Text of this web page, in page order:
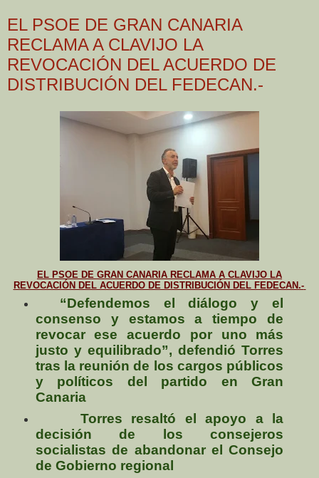
EL PSOE DE GRAN CANARIA
RECLAMA A CLAVIJO LA
REVOCACIÓN DEL ACUERDO DE
DISTRIBUCIÓN DEL FEDECAN.-
EL PSOE DE GRAN CANARIA RECLAMA A CLAVIJO LA
REVOCACIÓN DEL ACUERDO DE DISTRIBUCIÓN DEL FEDECAN.-
“Defendemos el diálogo y el
consenso y estamos a tiempo de
revocar ese acuerdo por uno más
justo y equilibrado”, defendió Torres
tras la reunión de los cargos públicos
y políticos del partido en Gran
Canaria
Torres resaltó el apoyo a la
decisión de los consejeros
socialistas de abandonar el Consejo
de Gobierno regional